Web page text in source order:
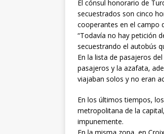
El cónsul honorario de
secuestrados son cinco
cooperantes en el campo
“Todavía no hay petición
secuestrando el autobús
En la lista de pasajeros
pasajeros y la azafata,
viajaban solos y no eran
En los últimos tiempos,
metropolitana de la
impunemente.
En la misma zona, en